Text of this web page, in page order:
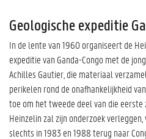
Geologische expeditie
In de lente van 1960 organiseert de
expeditie van Ganda-Congo met de
Achilles Gautier, die materiaal
perikelen rond de onafhankelijkheid
toe om het tweede deel van die eerste
Heinzelin zal zijn onderzoek
slechts in 1983 en 1988 terug naar